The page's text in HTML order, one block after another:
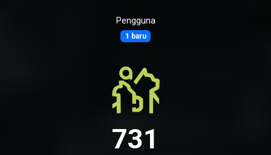
Pengguna
1 baru
731